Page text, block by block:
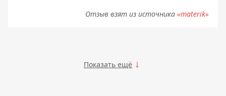
Отзыв взят из источника «materik»
Показать ещё